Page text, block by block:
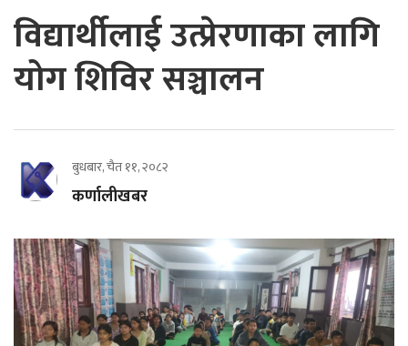
विद्यार्थीलाई उत्प्रेरणाका लागि
योग शिविर सञ्चालन
बुधबार, चैत ११, २०८२
कर्णालीखबर